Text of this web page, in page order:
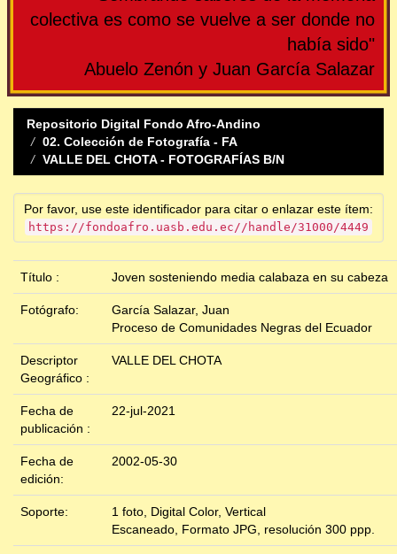
colectiva es como se vuelve a ser donde no
había sido"
Abuelo Zenón y Juan García Salazar
Repositorio Digital Fondo Afro-Andino
02. Colección de Fotografía - FA
VALLE DEL CHOTA - FOTOGRAFÍAS B/N
Por favor, use este identificador para citar o enlazar este ítem:
https://fondoafro.uasb.edu.ec//handle/31000/4449
Título : Joven sosteniendo media calabaza en su cabeza
Fotógrafo:
García Salazar, Juan
Proceso de Comunidades Negras del Ecuador
Descriptor
Geográfico :
VALLE DEL CHOTA
Fecha de
publicación :
22-jul-2021
Fecha de
edición:
2002-05-30
Soporte:
1 foto, Digital Color, Vertical
Escaneado, Formato JPG, resolución 300 ppp.